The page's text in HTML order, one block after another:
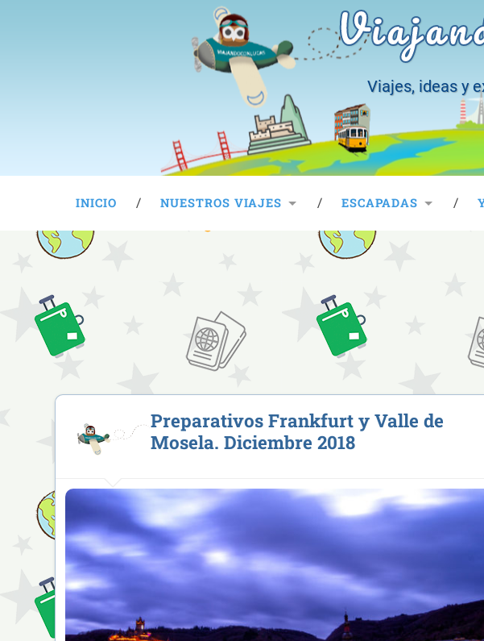
Viajes, ideas y
INICIO NUESTROS VIAJES ESCAPADAS
Preparativos Frankfurt y Valle de
Mosela. Diciembre 2018